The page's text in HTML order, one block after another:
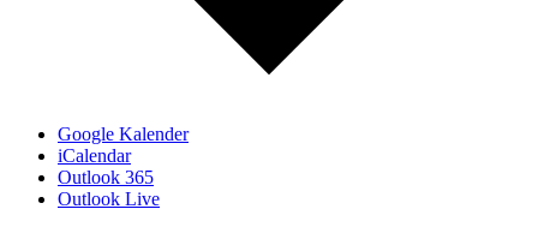
Google Kalender
iCalendar
Outlook 365
Outlook Live